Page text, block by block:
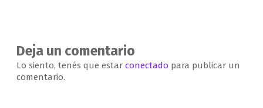
Deja un comentario
Lo siento, tenés que estar conectado para publicar un
comentario.